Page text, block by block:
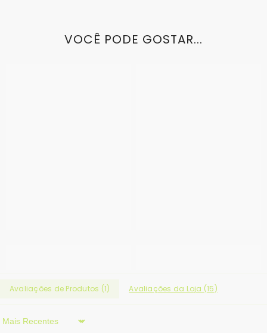
VOCÊ PODE GOSTAR...
Avaliações de Produtos (1) Avaliações da Loja (15)
Sort By